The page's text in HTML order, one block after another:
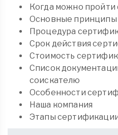
Когда можно
Основные принципы
Процедура
Срок действия
Стоимость
Список
соискателю
Особенности
Наша компания
Этапы